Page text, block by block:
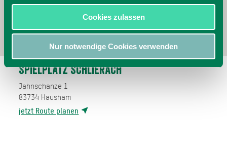
Cookies zulassen
Nur notwendige Cookies verwenden
Spielplatz Schlierach
Jahnschanze 1
83734 Hausham
jetzt Route planen